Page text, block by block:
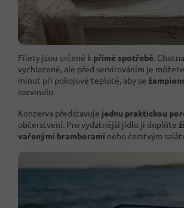
Filety jsou určené k přímé spotřebě.
vychlazené, ale před servírováním je
minut při pokojové teplotě, aby se
rozvinulo.
Konzerva představuje jednu praktickou
občerstvení. Pro vydatnější jídlo ji doplňte
vařenými bramborami nebo čerstvým